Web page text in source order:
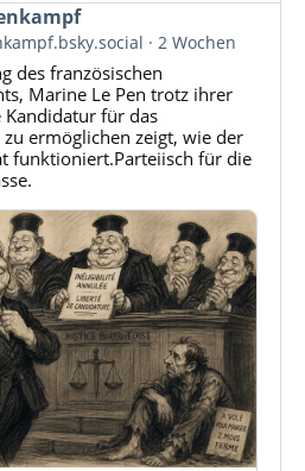
2 Wochen
des französischen
Marine Le Pen trotz ihrer
für das
ermöglichen zeigt, wie der
funktioniert.Parteiisch für die